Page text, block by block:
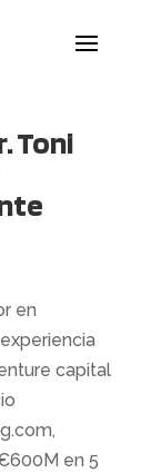
Toni
en
capital
en 5